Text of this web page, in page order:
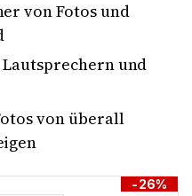
von Fotos und
und
von überall
-26%